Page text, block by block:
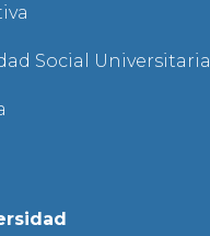
Social Universitaria